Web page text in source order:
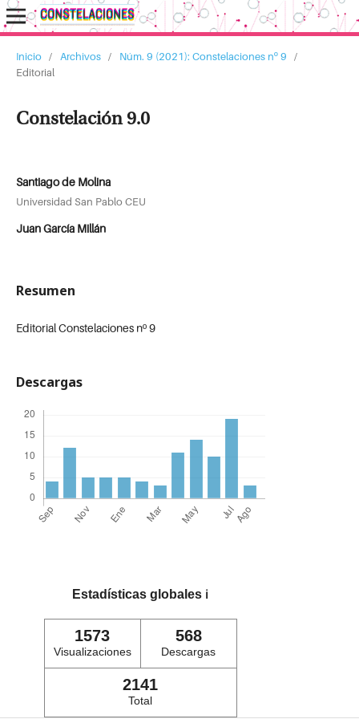
Inicio / Archivos / Núm. 9 (2021): Constelaciones nº 9
/
Editorial
Constelación 9.0
Santiago de Molina
Universidad San Pablo CEU
Juan García Millán
Resumen
Editorial Constelaciones nº 9
Descargas
Estadísticas globales ℹ️
1573
Visualizaciones
568
Descargas
2141
Total